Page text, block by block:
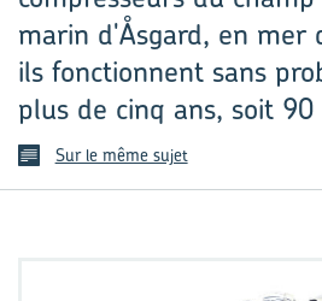
marin d'Åsgard, en mer
ils fonctionnent sans
plus de cinq ans, soit
Sur le même sujet